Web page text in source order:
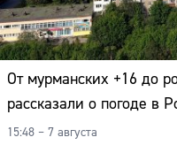
От мурманских +16 до
рассказали о погоде в
15:48 – 7 августа